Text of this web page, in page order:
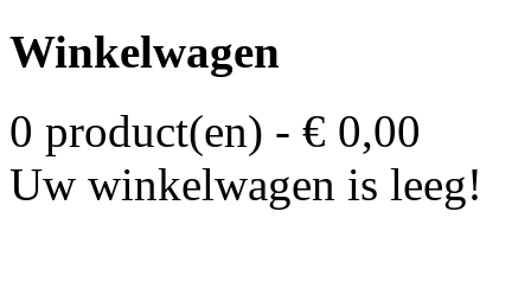
Winkelwagen
0 product(en) - € 0,00
Uw winkelwagen is leeg!